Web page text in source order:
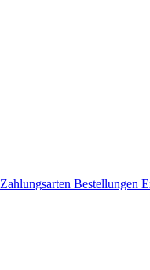
Zahlungsarten Bestellungen